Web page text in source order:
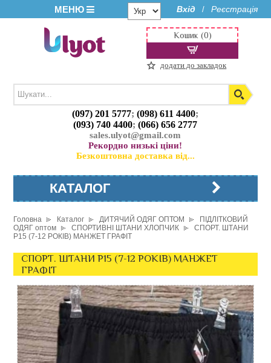
МЕНЮ Вхід / Реєстрація
(097) 201 5777;(098) 611 4400;
(093) 740 4400;(066) 656 2777
sales.ulyot@gmail.com
Рекордно низькі ціни!
Безкоштовна доставка від...
Кошик (0)
додати до закладок
КАТАЛОГ
Головна Каталог ДИТЯЧИЙ ОДЯГ ОПТОМ
ПІДЛІТКОВИЙ
ОДЯГ оптом
СПОРТИВНІ ШТАНИ ХЛОПЧИК
СПОРТ. ШТАНИ
P15 (7-12 РОКІВ) МАНЖЕТ ГРАФІТ
СПОРТ. ШТАНИ P15 (7-12 РОКІВ) МАНЖЕТ
ГРАФІТ